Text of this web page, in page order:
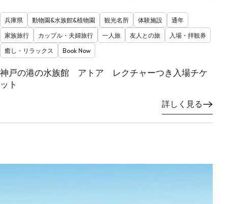
兵庫県 動物園&水族館&植物園 観光名所 体験施設
通年
家族旅行
カップル・夫婦旅行 一人旅 友人との旅
入場・拝観券
癒し・リラックス
Book Now
神戸の港の水族館 アトア レクチャーつき入場チケ
ット
詳しく見る